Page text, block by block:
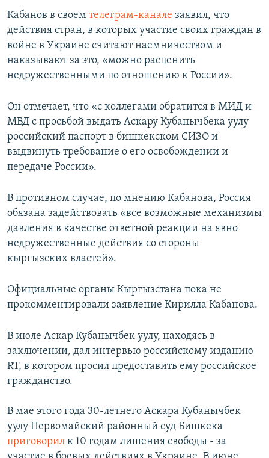
Кабанов в своем телеграм-канале заявил, что
действия стран, в которых участие своих граждан в
войне в Украине считают наемничеством и
наказывают за это, «можно расценить
недружественными по отношению к России».
Он отмечает, что «с коллегами обратится в МИД и
МВД с просьбой выдать Аскару Кубанычбека уулу
российский паспорт в бишкекском СИЗО и
выдвинуть требование о его освобождении и
передаче России».
В противном случае, по мнению Кабанова, Россия
обязана задействовать «все возможные механизмы
давления в качестве ответной реакции на явно
недружественные действия со стороны
кыргызских властей».
Официальные органы Кыргызстана пока не
прокомментировали заявление Кирилла Кабанова.
В июле Аскар Кубанычбек уулу, находясь в
заключении, дал интервью российскому изданию
RT, в котором просил предоставить ему российское
гражданство.
В мае этого года 30-летнего Аскара Кубанычбек
уулу Первомайский районный суд Бишкека
приговорил к 10 годам лишения свободы - за